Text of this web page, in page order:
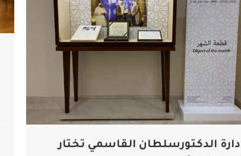
دارة الدكتورسلطان القاسمي تختار